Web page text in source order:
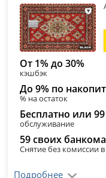
От 1% до 30%
кэшбэк
До 9% по
% на остаток
Бесплатно или
обслуживание
59 своих
Снятие без комиссии
Подробнее